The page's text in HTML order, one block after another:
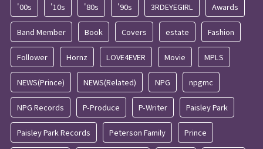
'00s '10s '80s '90s 3RDEYEGIRL Awards
Band Member Book Covers estate Fashion
Follower Hornz LOVE4EVER Movie MPLS
NEWS(Prince) NEWS(Related) NPG npgmc
NPG Records P-Produce P-Writer Paisley Park
Paisley Park Records Peterson Family Prince